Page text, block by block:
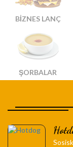
BIZNES LANÇ
ŞORBALAR